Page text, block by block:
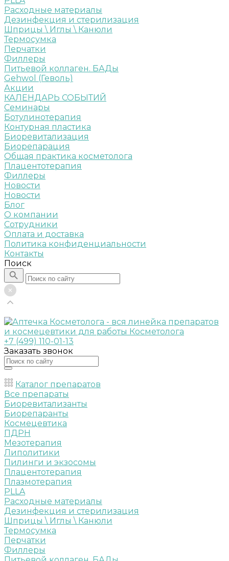
Расходные материалы
Дезинфекция и стерилизация
Шприцы \ Иглы \ Канюли
Термосумка
Перчатки
Филлеры
Питьевой коллаген. БАДы
Gehwol (Геволь)
Акции
КАЛЕНДАРЬ СОБЫТИЙ
Семинары
Ботулинотерапия
Контурная пластика
Биоревитализация
Биорепарация
Общая практика косметолога
Плацентотерапия
Филлеры
Новости
Новости
Блог
О компании
Сотрудники
Оплата и доставка
Политика конфиденциальности
Контакты
Поиск
+7 (499) 110-01-13
Заказать звонок
Каталог препаратов
Все препараты
Биоревитализанты
Биорепаранты
Космецевтика
ПДРН
Мезотерапия
Липолитики
Пилинги и экзосомы
Плацентотерапия
Плазмотерапия
PLLA
Расходные материалы
Дезинфекция и стерилизация
Шприцы \ Иглы \ Канюли
Термосумка
Перчатки
Филлеры